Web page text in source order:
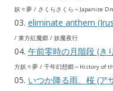
妖々夢 / さくらさくら～Japanize
03. eliminate anthem
/ 東方紅魔郷 / 妖魔夜行
04. 午前零時の月階段 (き
方妖々夢 / 千年幻想郷～History of
05. いつか降る雨、桜 (ア